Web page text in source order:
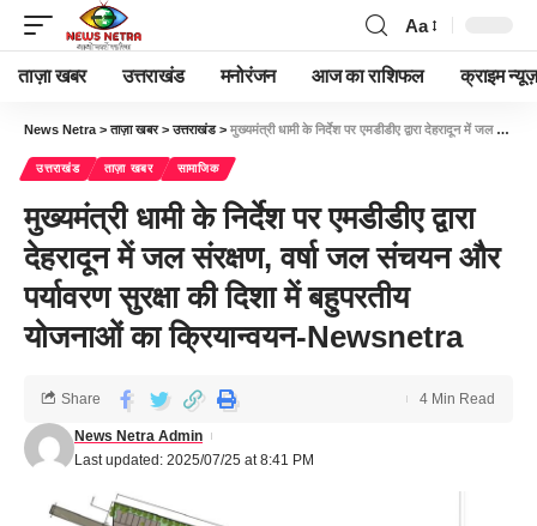
Aa
ताज़ा खबर उत्तराखंड मनोरंजन आज का राशिफल क्राइम न्यूज़
News Netra >ताज़ा खबर>उत्तराखंड> मुख्यमंत्री धामी के निर्देश पर एमडीडीए द्वारा देहरादून में जल संरक्षण, वर्षा जल संचयन और पर्यावरण सुरक्षा की दिशा में बहुपरतीय योजनाओं का क्रियान्वयन-Newsnetra
उत्तराखंड ताज़ा खबर सामाजिक
मुख्यमंत्री धामी के निर्देश पर एमडीडीए द्वारा
देहरादून में जल संरक्षण, वर्षा जल संचयन और
पर्यावरण सुरक्षा की दिशा में बहुपरतीय
योजनाओं का क्रियान्वयन-Newsnetra
Last updated: 2025/07/25 at 8:41 PM
News Netra Admin
Share 4 Min Read